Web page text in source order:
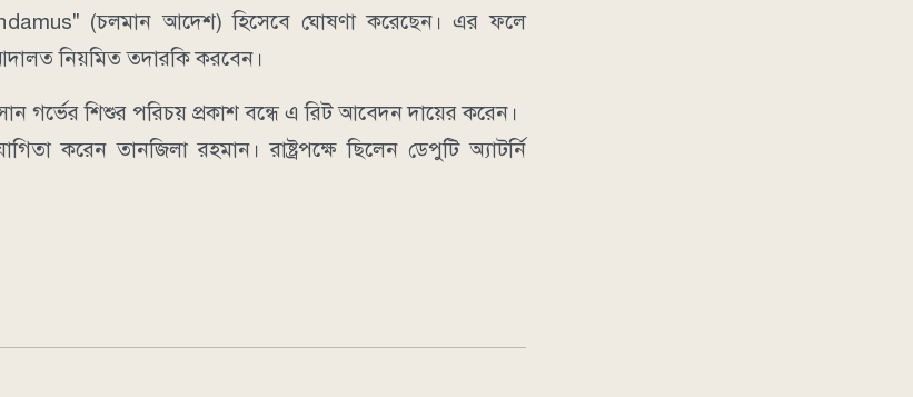
(চলমান আদেশ) হিসেবে ঘোষণা করেছেন। এর ফলে
নিয়মিত তদারকি করবেন।
গর্ভের শিশুর পরিচয় প্রকাশ বন্ধে এ রিট আবেদন দায়ের করেন।
করেন তানজিলা রহমান। রাষ্ট্রপক্ষে ছিলেন ডেপুটি অ্যাটর্নি